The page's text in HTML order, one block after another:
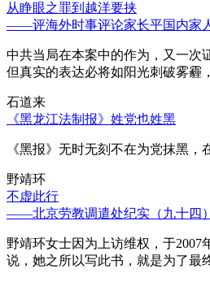
从睁眼之罪到越洋要挟
——评海外时事评论家长平国内家
中共当局在本案中的作为，又一次
但真实的表达必将如阳光刺破雾霾
石道来
《黑龙江法制报》姓党也姓黑
《黑报》无时无刻不在为党抹黑
野靖环
不虚此行
——北京劳教调遣处纪实（九十四）
野靖环女士因为上访维权，于
说，她之所以写此书，就是为了最